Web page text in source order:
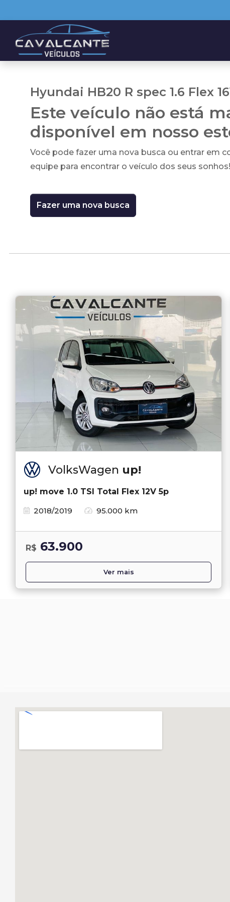
Hyundai HB20 R spec 1.6 Flex
Este veículo não está
disponível em nosso
Você pode fazer uma nova busca ou entrar em
equipe para encontrar o veículo dos seus sonhos!
Fazer uma nova busca
VolksWagen up!
up! move 1.0 TSI Total Flex 12V 5p
2018/2019
95.000 km
R$ 63.900
Ver mais